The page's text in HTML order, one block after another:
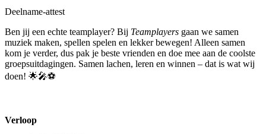
Deelname-attest
Ben jij een echte teamplayer? Bij Teamplayers gaan we samen
muziek maken, spellen spelen en lekker bewegen! Alleen samen
kom je verder, dus pak je beste vrienden en doe mee aan de coolste
groepsuitdagingen. Samen lachen, leren en winnen – dat is wat wij
doen! 🌟🎤⚽
Verloop